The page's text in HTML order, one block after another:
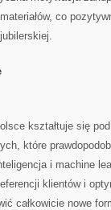
co
kształtuje się
które
i machine
klientów i
całkowicie nowe